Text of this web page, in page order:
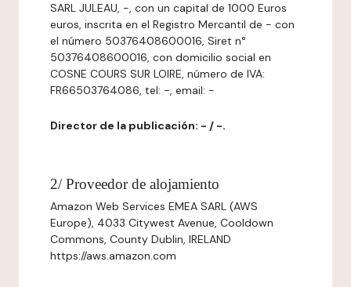
SARL JULEAU, -, con un capital de 1000 Euros
euros, inscrita en el Registro Mercantil de - con
el número 50376408600016, Siret n°
50376408600016, con domicilio social en
COSNE COURS SUR LOIRE, número de IVA:
FR66503764086, tel: -, email: -
Director de la publicación: - / -.
2/ Proveedor de alojamiento
Amazon Web Services EMEA SARL (AWS
Europe), 4033 Citywest Avenue, Cooldown
Commons, County Dublin, IRELAND
https://aws.amazon.com